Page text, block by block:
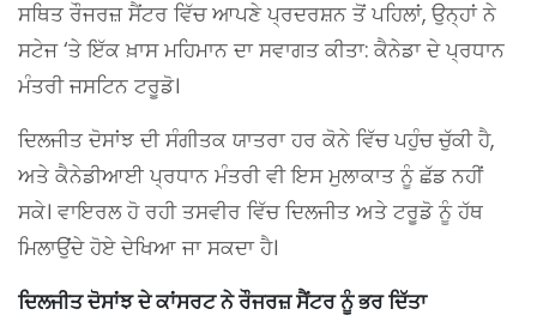
ਸਥਿਤ ਰੌਜਰਜ਼ ਸੈਂਟਰ ਵਿੱਚ ਆਪਣੇ ਪ੍ਰਦਰਸ਼ਨ ਤੋਂ ਪਹਿਲਾਂ, ਉਨ੍ਹਾਂ ਨੇ
ਸਟੇਜ ‘ਤੇ ਇੱਕ ਖ਼ਾਸ ਮਹਿਮਾਨ ਦਾ ਸਵਾਗਤ ਕੀਤਾ: ਕੈਨੇਡਾ ਦੇ ਪ੍ਰਧਾਨ
ਮੰਤਰੀ ਜਸਟਿਨ ਟਰੂਡੋ।
ਦਿਲਜੀਤ ਦੋਸਾਂਝ ਦੀ ਸੰਗੀਤਕ ਯਾਤਰਾ ਹਰ ਕੋਨੇ ਵਿੱਚ ਪਹੁੰਚ ਚੁੱਕੀ ਹੈ,
ਅਤੇ ਕੈਨੇਡੀਆਈ ਪ੍ਰਧਾਨ ਮੰਤਰੀ ਵੀ ਇਸ ਮੁਲਾਕਾਤ ਨੂੰ ਛੱਡ ਨਹੀਂ
ਸਕੇ। ਵਾਇਰਲ ਹੋ ਰਹੀ ਤਸਵੀਰ ਵਿੱਚ ਦਿਲਜੀਤ ਅਤੇ ਟਰੂਡੋ ਨੂੰ ਹੱਥ
ਮਿਲਾਉਂਦੇ ਹੋਏ ਦੇਖਿਆ ਜਾ ਸਕਦਾ ਹੈ।
ਦਿਲਜੀਤ ਦੋਸਾਂਝ ਦੇ ਕਾਂਸਰਟ ਨੇ ਰੌਜਰਜ਼ ਸੈਂਟਰ ਨੂੰ ਭਰ ਦਿੱਤਾ